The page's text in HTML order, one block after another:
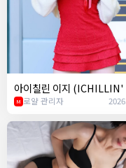
아이칠린 이지 (ICHILLIN'
- Easy (르세라핌) 챌린지
M 로얄 관리자